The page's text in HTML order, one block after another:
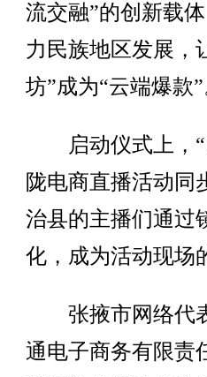
流交融”的创新载
力民族地区发展，
坊”成为“云端爆款”
启动仪式上，“
陇电商直播活动同
治县的主播们通过
化，成为活动现场
张掖市网络代表
通电子商务有限责